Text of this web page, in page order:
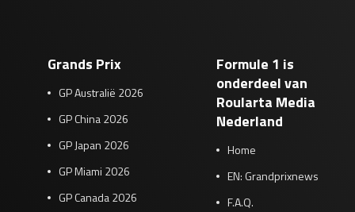
Grands Prix
GP Australië 2026
GP China 2026
GP Japan 2026
GP Miami 2026
GP Canada 2026
Formule 1 is
onderdeel van
Roularta Media
Nederland
Home
EN: Grandprixnews
F.A.Q.